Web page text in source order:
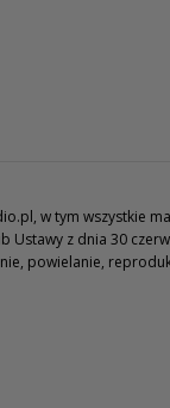
w tym wszystkie
z dnia 30
powielanie,